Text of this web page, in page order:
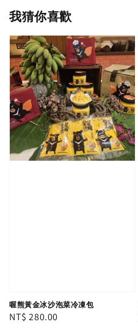
我猜你喜歡
喔熊黃金冰沙泡菜冷凍包
Regular
NT$ 280.00